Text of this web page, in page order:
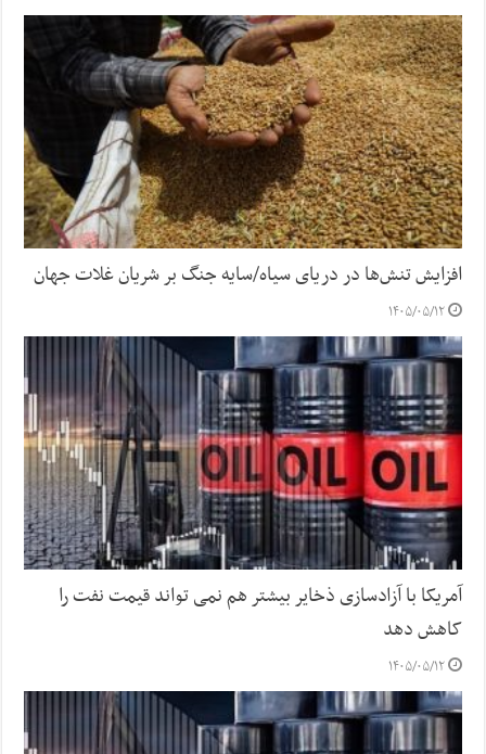
افزایش تنش‌ها در دریای سیاه/سایه جنگ بر شریان غلات جهان
۱۴۰۵/۰۵/۱۲
آمریکا با آزادسازی ذخایر بیشتر هم نمی تواند قیمت نفت را
کاهش دهد
۱۴۰۵/۰۵/۱۲